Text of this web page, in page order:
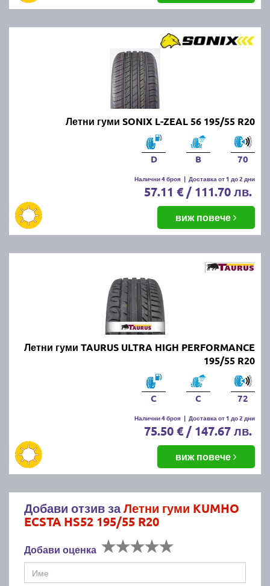
Летни гуми SONIX L-ZEAL 56 195/55 R20
D B 70
Налични 4 броя | Доставка от 1 до 2 дни
57.11 € / 111.70 лв.
виж повече
Летни гуми TAURUS ULTRA HIGH PERFORMANCE
195/55 R20
C C 72
Налични 4 броя | Доставка от 1 до 2 дни
75.50 € / 147.67 лв.
виж повече
Добави отзив заЛетни гуми KUMHO
ECSTA HS52 195/55 R20
Добави оценка